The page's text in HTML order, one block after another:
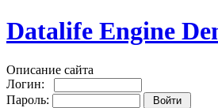
Datalife Engine
Описание сайта
Логин:
Пароль: